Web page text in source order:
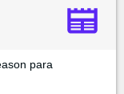
para